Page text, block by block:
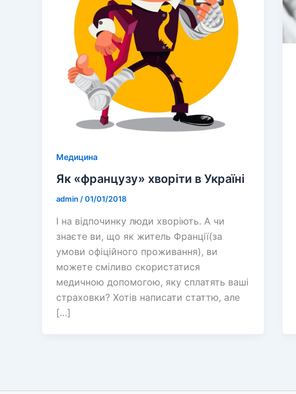
Медицина
Як «французу» хворіти в Україні
admin /01/01/2018
І на відпочинку люди хворіють. А чи
знаєте ви, що як житель Франції(за
умови офіційного проживання), ви
можете сміливо скористатися
медичною допомогою, яку сплатять ваші
страховки? Хотів написати статтю, але
[…]